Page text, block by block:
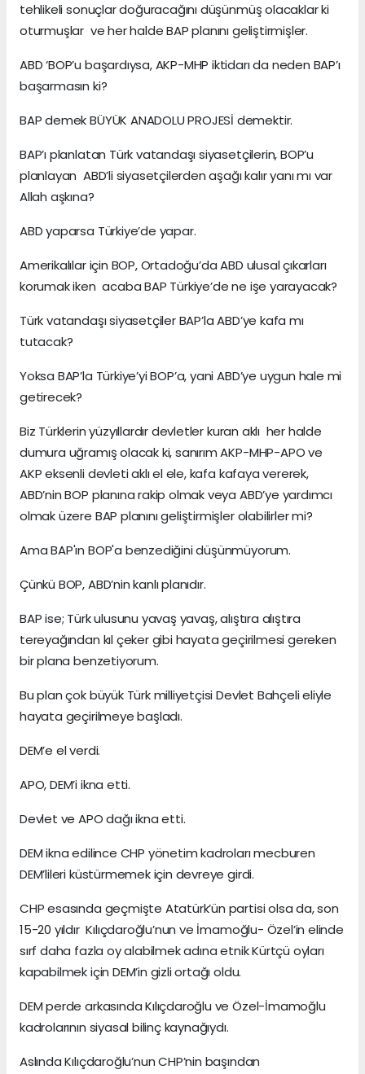
tehlikeli sonuçlar doğuracağını düşünmüş olacaklar ki
oturmuşlar ve her halde BAP planını geliştirmişler.
ABD ‘BOP’u başardıysa, AKP-MHP iktidarı da neden BAP’ı
başarmasın ki?
BAP demek BÜYÜK ANADOLU PROJESİ demektir.
BAP’ı planlatan Türk vatandaşı siyasetçilerin, BOP’u
planlayan ABD’li siyasetçilerden aşağı kalır yanı mı var
Allah aşkına?
ABD yaparsa Türkiye’de yapar.
Amerikalılar için BOP, Ortadoğu’da ABD ulusal çıkarları
korumak iken acaba BAP Türkiye’de ne işe yarayacak?
Türk vatandaşı siyasetçiler BAP’la ABD’ye kafa mı
tutacak?
Yoksa BAP’la Türkiye’yi BOP’a, yani ABD’ye uygun hale mi
getirecek?
Biz Türklerin yüzyıllardır devletler kuran aklı her halde
dumura uğramış olacak ki, sanırım AKP-MHP-APO ve
AKP eksenli devleti aklı el ele, kafa kafaya vererek,
ABD’nin BOP planına rakip olmak veya ABD’ye yardımcı
olmak üzere BAP planını geliştirmişler olabilirler mi?
Ama BAP'ın BOP'a benzediğini düşünmüyorum.
Çünkü BOP, ABD’nin kanlı planıdır.
BAP ise; Türk ulusunu yavaş yavaş, alıştıra alıştıra
tereyağından kıl çeker gibi hayata geçirilmesi gereken
bir plana benzetiyorum.
Bu plan çok büyük Türk milliyetçisi Devlet Bahçeli eliyle
hayata geçirilmeye başladı.
DEM’e el verdi.
APO, DEM’i ikna etti.
Devlet ve APO dağı ikna etti.
DEM ikna edilince CHP yönetim kadroları mecburen
DEM’lileri küstürmemek için devreye girdi.
CHP esasında geçmişte Atatürk’ün partisi olsa da, son
15-20 yıldır Kılıçdaroğlu’nun ve İmamoğlu- Özel’in elinde
sırf daha fazla oy alabilmek adına etnik Kürtçü oyları
kapabilmek için DEM’in gizli ortağı oldu.
DEM perde arkasında Kılıçdaroğlu ve Özel-İmamoğlu
kadrolarının siyasal bilinç kaynağıydı.
Aslında Kılıçdaroğlu’nun CHP’nin başından